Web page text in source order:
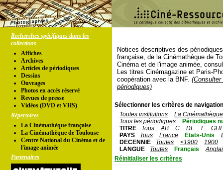
Recherches spécifiques dans les
collections
Affiches
Archives
Articles de périodiques
Dessins
Ouvrages
Photos en accés réservé
Revues de presse
Vidéos (DVD et VHS)
Répertoires
La Cinémathèque française
La Cinémathèque de Toulouse
Centre National du Cinéma et de
l'image animée
Partenaires
Notices descriptives des
française, de la Cinémathèque de
Cinéma et de l'image animée,
Les titres Cinémagazine et Paris-
coopération avec la BNF.
périodiques)
Sélectionner les critères de
Toutes institutions
La
Tous les périodiques
Périodiques
TITRE
Tous AB C DE F
GHI
PAYS
Tous France Etats-Unis
DECENNIE
Toutes <1900
1900
LANGUE
Toutes Français
Réinitialiser les critères